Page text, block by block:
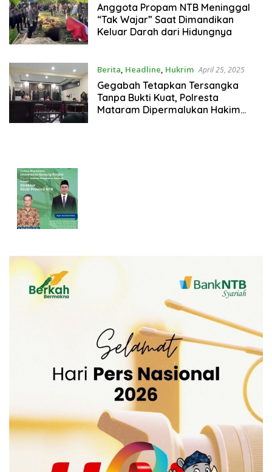
Anggota Propam NTB Meninggal
“Tak Wajar” Saat Dimandikan
Keluar Darah dari Hidungnya
Berita, Headline, Hukrim April 25, 2025
Gegabah Tetapkan Tersangka
Tanpa Bukti Kuat, Polresta
Mataram Dipermalukan Hakim